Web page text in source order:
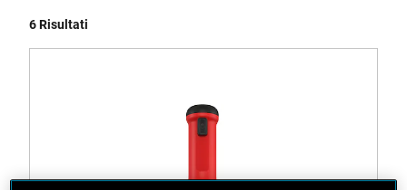
6 Risultati